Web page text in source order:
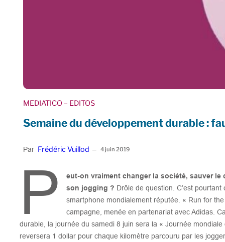
MEDIATICO – EDITOS
Semaine du développement durable :
Par Frédéric Vuillod – 4 juin 2019
P
eut-on vraiment changer la société, sauver
son jogging ? Drôle de question. C’est
smartphone mondialement réputée. « Run for
campagne, menée en partenariat avec Adidas.
durable, la journée du samedi 8 juin sera la « Journée mondiale
reversera 1 dollar pour chaque kilomètre parcouru par les